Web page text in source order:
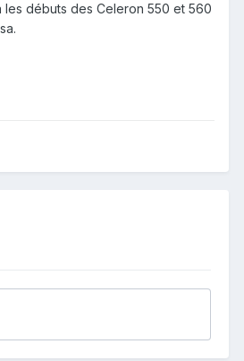
les débuts des Celeron 550 et 560